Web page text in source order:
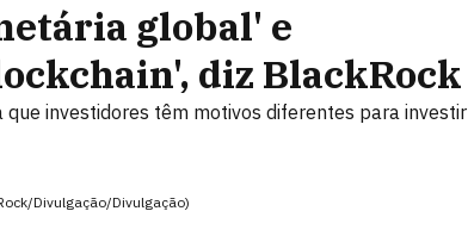
global' e
diz BlackRock
investidores têm motivos diferentes para investir
Divulgação/Divulgação)